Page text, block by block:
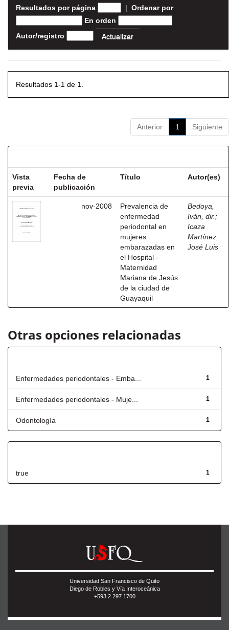
Resultados por página | Ordenar por
En orden
Autor/registro
Resultados 1-1 de 1.
Anterior 1 Siguiente
Vista
previa
Fecha de
publicación
Título Autor(es)
nov-2008
Prevalencia de
enfermedad
periodontal en
mujeres
embarazadas en
el Hospital -
Maternidad
Mariana de Jesús
de la ciudad de
Guayaquil
Bedoya,
Iván, dir. ;
Icaza
Martínez,
José Luis
Otras opciones relacionadas
1
Enfermedades periodontales - Emba...
1
Enfermedades periodontales - Muje...
1
Odontología
1
true
Universidad San Francisco de Quito
Diego de Robles y Vía Interoceánica
+593 2 297 1700